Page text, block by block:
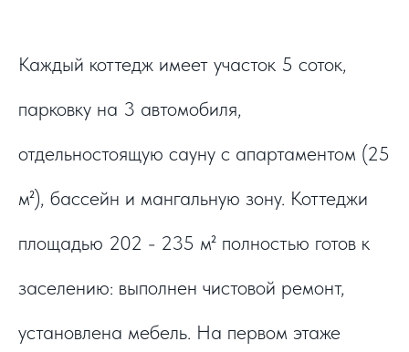
Каждый коттедж имеет участок 5 соток,
парковку на 3 автомобиля,
отдельностоящую сауну с апартаментом (25
м²), бассейн и мангальную зону. Коттеджи
площадью 202 - 235 м² полностью готов к
заселению: выполнен чистовой ремонт,
установлена мебель. На первом этаже